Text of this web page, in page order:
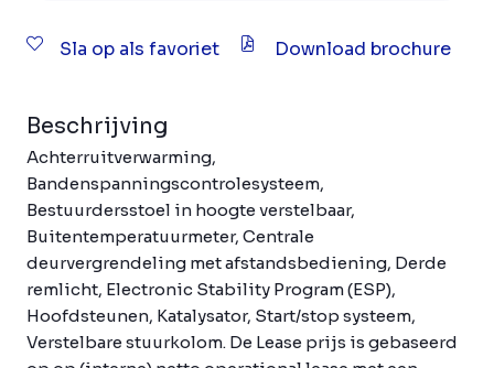
Sla op als favoriet Download brochure
Beschrijving
Achterruitverwarming,
Bandenspanningscontrolesysteem,
Bestuurdersstoel in hoogte verstelbaar,
Buitentemperatuurmeter, Centrale
deurvergrendeling met afstandsbediening, Derde
remlicht, Electronic Stability Program (ESP),
Hoofdsteunen, Katalysator, Start/stop systeem,
Verstelbare stuurkolom. De Lease prijs is gebaseerd